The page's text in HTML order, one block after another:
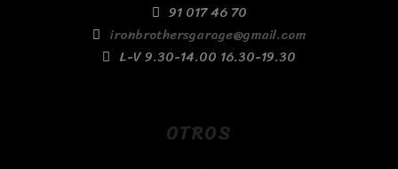
91 017 46 70
ironbrothersgarage@gmail.com
L-V 9.30-14.00 16.30-19.30
OTROS